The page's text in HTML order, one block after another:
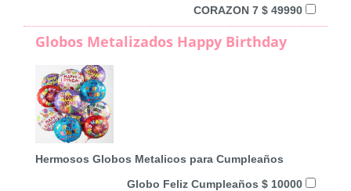
CORAZON 7 $ 49990
Globos Metalizados Happy Birthday
Hermosos Globos Metalicos para Cumpleaños
Globo Feliz Cumpleaños $ 10000